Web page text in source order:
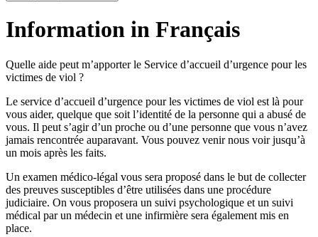
Information in Français
Quelle aide peut m’apporter le Service d’accueil d’urgence pour les
victimes de viol ?
Le service d’accueil d’urgence pour les victimes de viol est là pour
vous aider, quelque que soit l’identité de la personne qui a abusé de
vous. Il peut s’agir d’un proche ou d’une personne que vous n’avez
jamais rencontrée auparavant. Vous pouvez venir nous voir jusqu’à
un mois après les faits.
Un examen médico-légal vous sera proposé dans le but de collecter
des preuves susceptibles d’être utilisées dans une procédure
judiciaire. On vous proposera un suivi psychologique et un suivi
médical par un médecin et une infirmière sera également mis en
place.